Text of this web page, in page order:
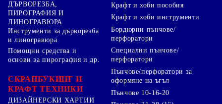
ДЪРВОРЕЗБА,
ПИРОГРАФИЯ И
ЛИНОГРАВЮРА
Инструменти за дърворезба
и линогравюра
Помощни средства и
основи за пирография и др.
СКРАПБУКИНГ И
КРАФТ ТЕХНИКИ
ДИЗАЙНЕРСКИ ХАРТИИ
Крафт и хоби пособия
Крафт и хоби инструменти
Бордюрни пънчове/
перфоратори
Специални пънчове/
перфоратори
Пънчове/перфоратори за
оформяне на ъгъл
Пънчове 10-16-20